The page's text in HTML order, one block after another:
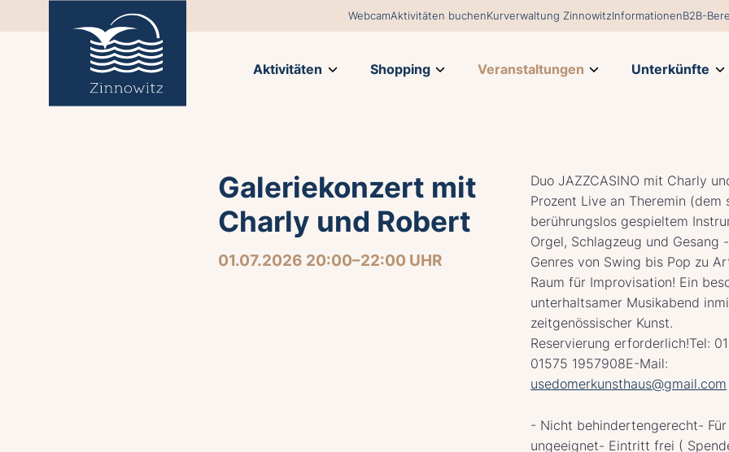
WebcamAktivitäten buchenKurverwaltung ZinnowitzInformationenB2B-
Aktivitäten Shopping Veranstaltungen Unterkünfte
01.07.2026 20:00–22:00 UHR
Galeriekonzert mit
Charly und Robert
Duo JAZZCASINO mit Charly
Prozent Live an Theremin (dem
berührungslos gespieltem
Orgel, Schlagzeug und Gesang
Genres von Swing bis Pop zu
Raum für Improvisation! Ein
unterhaltsamer Musikabend
zeitgenössischer Kunst.
Reservierung erforderlich!Tel:
01575 1957908E-Mail:
usedomerkunsthaus@gmail.com
- Nicht behindertengerecht-
ungeeignet- Eintritt frei (